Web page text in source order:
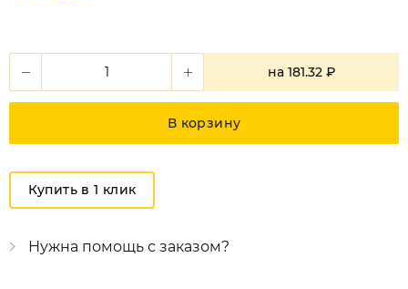
на 181.32 ₽
В корзину
Купить в 1 клик
Нужна помощь с заказом?